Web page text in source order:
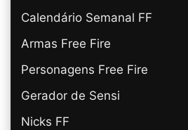
Calendário Semanal FF
Armas Free Fire
Personagens Free Fire
Gerador de Sensi
Nicks FF